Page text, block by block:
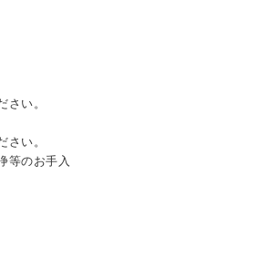
い。
い。
等のお手入